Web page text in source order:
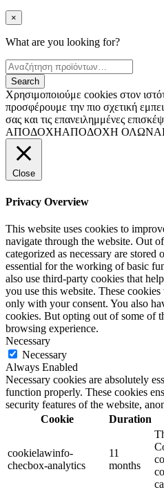
×
What are you looking for?
Χρησιμοποιούμε cookies στον
προσφέρουμε την πιο σχετική
σας και τις επανειλημμένες
ΑΠΟΔΟΧΗΑΠΟΔΟΧΗ ΟΛΩΝ
Close
Privacy Overview
This website uses cookies to
navigate through the website. Out
categorized as necessary are stored
essential for the working of basic
also use third-party cookies that
you use this website. These
only with your consent. You also
cookies. But opting out of some of
browsing experience.
Necessary
Necessary
Always Enabled
Necessary cookies are absolutely
function properly. These cookies
security features of the website,
Cookie
Duration
cookielawinfo-
checbox-analytics
11
months